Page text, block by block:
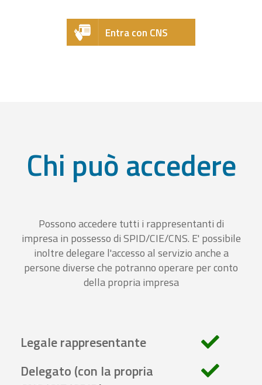
Entra con CNS
Chi può accedere
Possono accedere tutti i rappresentanti di
impresa in possesso di SPID/CIE/CNS. E' possibile
inoltre delegare l'accesso al servizio anche a
persone diverse che potranno operare per conto
della propria impresa
Legale rappresentante
Delegato (con la propria